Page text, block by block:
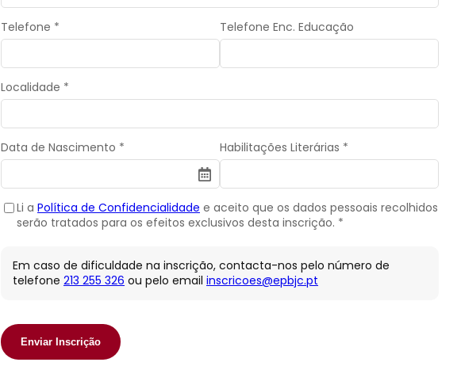
Telefone * Telefone Enc. Educação
Localidade *
Data de Nascimento * Habilitações Literárias *
Li a Política de Confidencialidade e aceito que os dados pessoais recolhidos
serão tratados para os efeitos exclusivos desta inscrição. *
Em caso de dificuldade na inscrição, contacta-nos pelo número de
telefone 213 255 326 ou pelo email inscricoes@epbjc.pt